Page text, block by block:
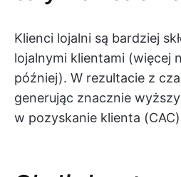
Klienci lojalni są bardziej
lojalnymi klientami (więcej
później). W rezultacie z
generując znacznie
w pozyskanie klienta